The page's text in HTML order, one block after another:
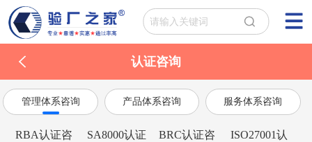
认证咨询
管理体系咨询 产品体系咨询 服务体系咨询
RBA认证咨
SA8000认证
BRC认证咨
ISO27001认